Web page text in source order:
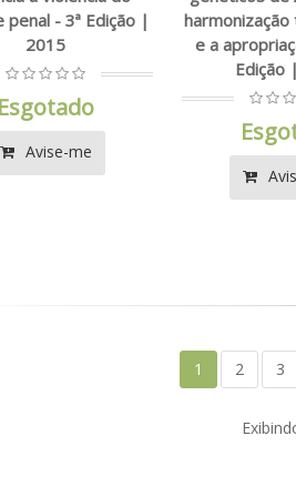
penal - 3ª Edição |
2015
Esgotado
Avise-me
harmonização
e a
Edição
1 2 3